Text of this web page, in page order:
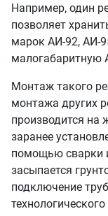
Например, один
позволяет
марок АИ-92, АИ-
малогабаритную
Монтаж такого
монтажа других
производится на
заранее
помощью сварки
засыпается
подключение